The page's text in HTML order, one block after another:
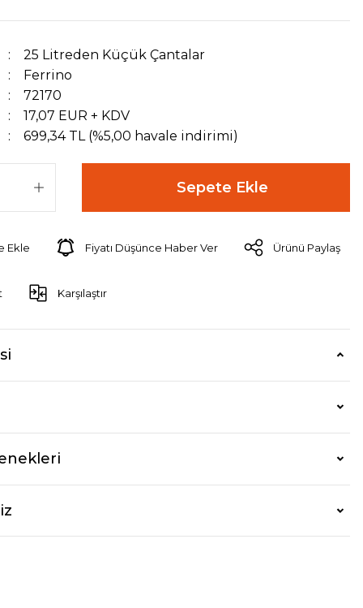
25 Litreden Küçük Çantalar
Ferrino
72170
17,07 EUR + KDV
699,34 TL (%5,00 havale indirimi)
Sepete Ekle
Fiyatı Düşünce Haber Ver Ürünü Paylaş
Karşılaştır